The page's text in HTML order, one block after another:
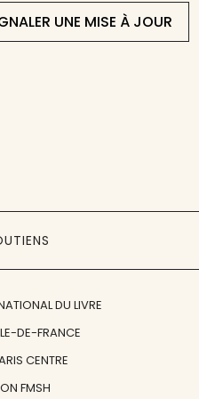
UNE MISE À JOUR
DU LIVRE
DE-FRANCE
CENTRE
FMSH